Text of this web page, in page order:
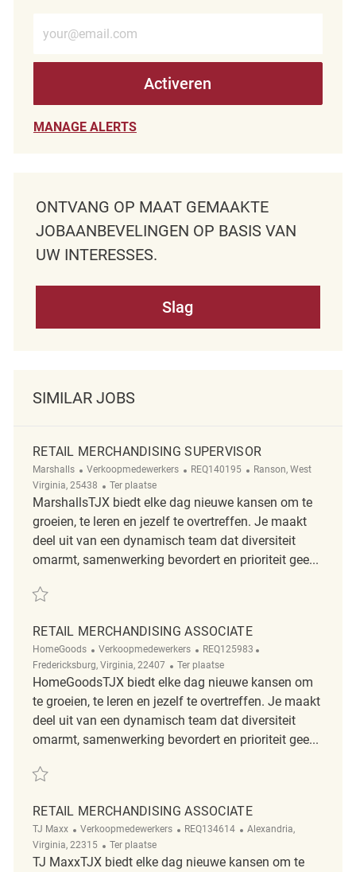
Activeren
MANAGE ALERTS
ONTVANG OP MAAT GEMAAKTE
JOBAANBEVELINGEN OP BASIS VAN
UW INTERESSES.
Slag
SIMILAR JOBS
RETAIL MERCHANDISING SUPERVISOR
Marshalls Categorie
Verkoopmedewerkers ReqId
REQ140195 Plaats
Ranson, West
Virginia, 25438
Afgelegen
Ter plaatse
MarshallsTJX biedt elke dag nieuwe kansen om te
groeien, te leren en jezelf te overtreffen. Je maakt
deel uit van een dynamisch team dat diversiteit
omarmt, samenwerking bevordert en prioriteit gee...
Redden Retail Merchandising Supervisor REQ140195
RETAIL MERCHANDISING ASSOCIATE
HomeGoods Categorie
Verkoopmedewerkers ReqId
REQ125983
Fredericksburg, Virginia, 22407
Afgelegen
Ter plaatse
HomeGoodsTJX biedt elke dag nieuwe kansen om
te groeien, te leren en jezelf te overtreffen. Je maakt
deel uit van een dynamisch team dat diversiteit
omarmt, samenwerking bevordert en prioriteit gee...
Redden Retail Merchandising Associate REQ125983
RETAIL MERCHANDISING ASSOCIATE
TJ Maxx Categorie
Verkoopmedewerkers ReqId
REQ134614 Plaats
Alexandria,
Virginia, 22315
Afgelegen
Ter plaatse
TJ MaxxTJX biedt elke dag nieuwe kansen om te